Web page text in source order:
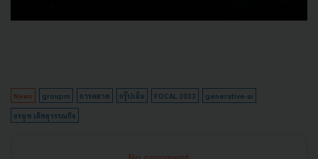
News groupm การตลาด กรุ๊ปเอ็ม FOCAL 2023 generative-ai
อรนุช เลิศสุวรรณกิจ